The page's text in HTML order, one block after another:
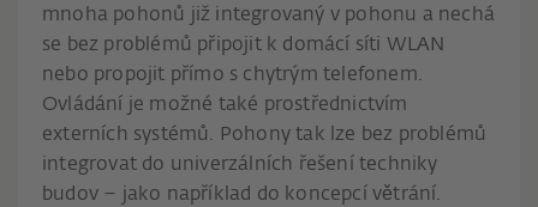
mnoha pohonů již integrovaný v pohonu a nechá
se bez problémů připojit k domácí síti WLAN
nebo propojit přímo s chytrým telefonem.
Ovládání je možné také prostřednictvím
externích systémů. Pohony tak lze bez problémů
integrovat do univerzálních řešení techniky
budov – jako například do koncepcí větrání.